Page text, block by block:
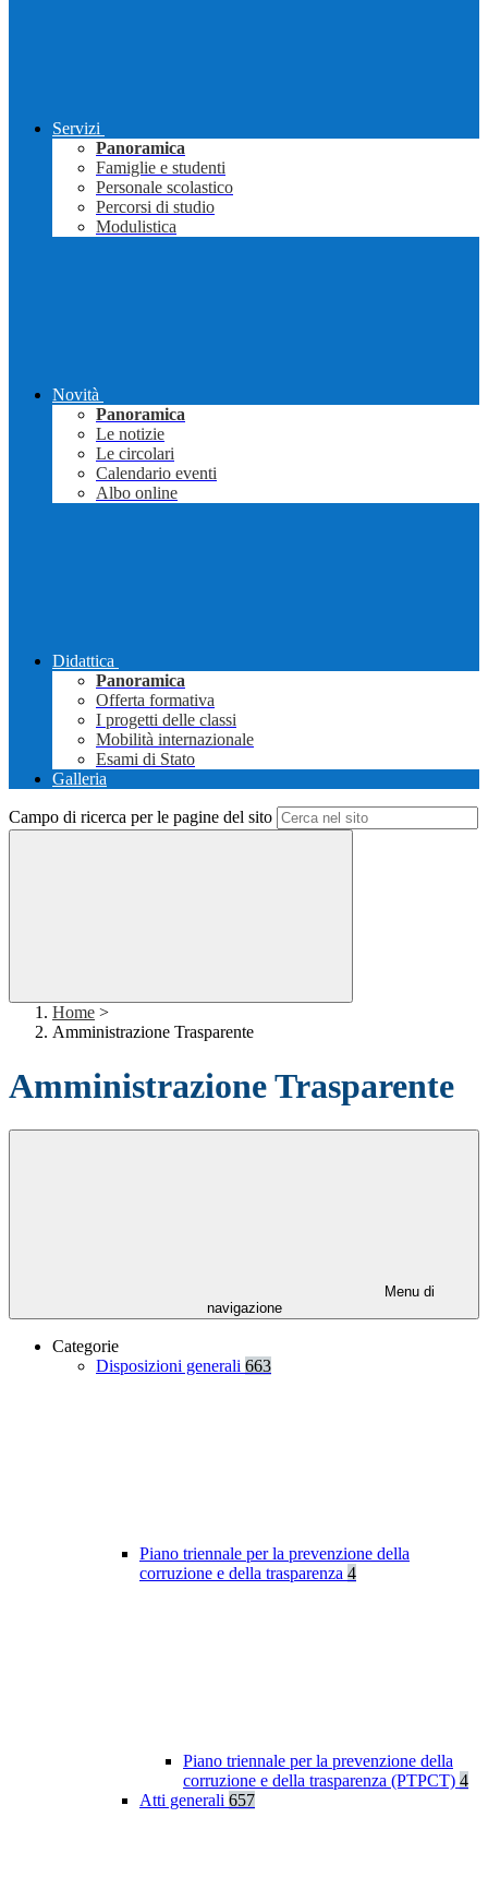
Servizi
Panoramica
Famiglie e studenti
Personale scolastico
Percorsi di studio
Modulistica
Novità
Panoramica
Le notizie
Le circolari
Calendario eventi
Albo online
Didattica
Panoramica
Offerta formativa
I progetti delle classi
Mobilità internazionale
Esami di Stato
Galleria
Campo di ricerca per le pagine del sito
Home >
Amministrazione Trasparente
Amministrazione Trasparente
Menu di
navigazione
Categorie
Disposizioni generali 663
Piano triennale per la prevenzione della
corruzione e della trasparenza 4
Piano triennale per la prevenzione della
corruzione e della trasparenza (PTPCT) 4
Atti generali 657